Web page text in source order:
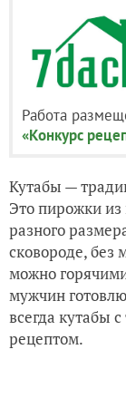
Работа
«Конкурс
Кутабы —
Это пирожки из
разного
сковороде, без
можно
мужчин
всегда кутабы
рецептом.